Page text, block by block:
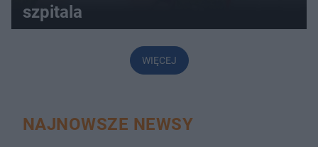
szpitala
WIĘCEJ
NAJNOWSZE NEWSY